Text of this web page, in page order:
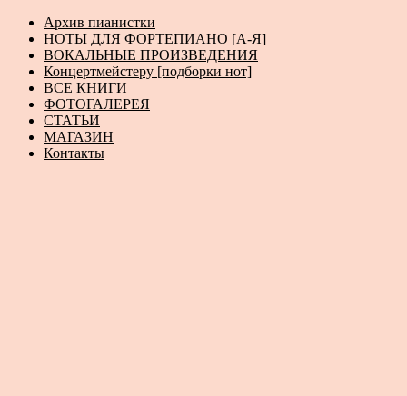
Архив пианистки
НОТЫ ДЛЯ ФОРТЕПИАНО [А-Я]
ВОКАЛЬНЫЕ ПРОИЗВЕДЕНИЯ
Концертмейстеру [подборки нот]
ВСЕ КНИГИ
ФОТОГАЛЕРЕЯ
СТАТЬИ
МАГАЗИН
Контакты